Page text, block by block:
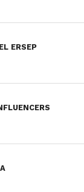
ERSEP